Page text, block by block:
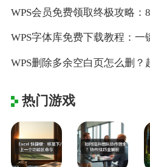
热门游戏